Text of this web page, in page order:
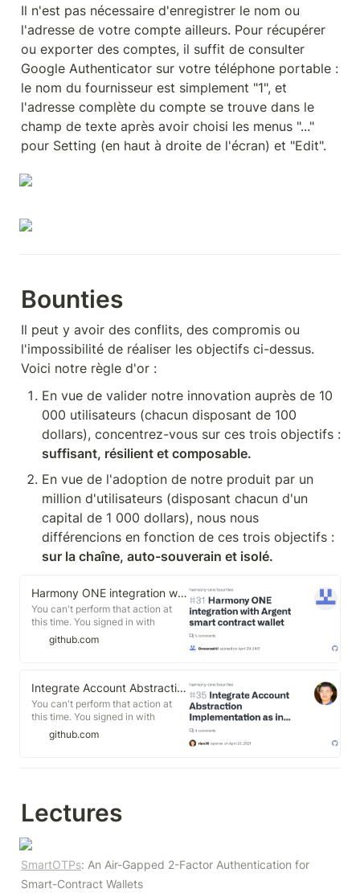
Il n'est pas nécessaire d'enregistrer le nom ou
l'adresse de votre compte ailleurs. Pour récupérer
ou exporter des comptes, il suffit de consulter
Google Authenticator sur votre téléphone portable :
le nom du fournisseur est simplement "1", et
l'adresse complète du compte se trouve dans le
champ de texte après avoir choisi les menus "..."
pour Setting (en haut à droite de l'écran) et "Edit".
Bounties
Il peut y avoir des conflits, des compromis ou
l'impossibilité de réaliser les objectifs ci-dessus.
Voici notre règle d'or :
En vue de valider notre innovation auprès de 10
000 utilisateurs (chacun disposant de 100
suffisant, résilient et composable.
En vue de l'adoption de notre produit par un
million d'utilisateurs (disposant chacun d'un
capital de 1 000 dollars), nous nous
sur la chaîne, auto-souverain et isolé.
Harmony ONE integration with Argent smart contract wallet · Issue #31 · harmony-one/bounties
You can't perform that action at
this time. You signed in with
another tab or window. You signed
out in another tab or window.
github.com
Integrate Account Abstraction Implementation as in EIP-2938 · Issue #35 · harmony-one/bounties
You can't perform that action at
this time. You signed in with
another tab or window. You signed
out in another tab or window.
github.com
Lectures
SmartOTPs: An Air-Gapped 2-Factor Authentication for
Smart-Contract Wallets